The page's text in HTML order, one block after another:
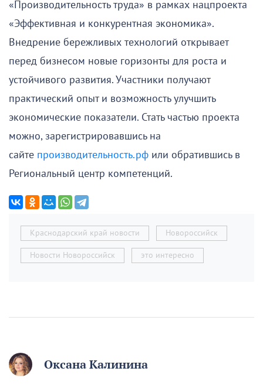
«Производительность труда» в рамках нацпроекта
«Эффективная и конкурентная экономика».
Внедрение бережливых технологий открывает
перед бизнесом новые горизонты для роста и
устойчивого развития. Участники получают
практический опыт и возможность улучшить
экономические показатели. Стать частью проекта
можно, зарегистрировавшись на
сайте производительность.рф или обратившись в
Региональный центр компетенций.
Краснодарский край новости Новороссийск
Новости Новороссийск это интересно
Оксана Калинина